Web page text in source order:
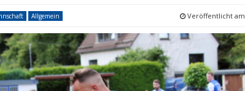
Allgemein Veröffentlicht am